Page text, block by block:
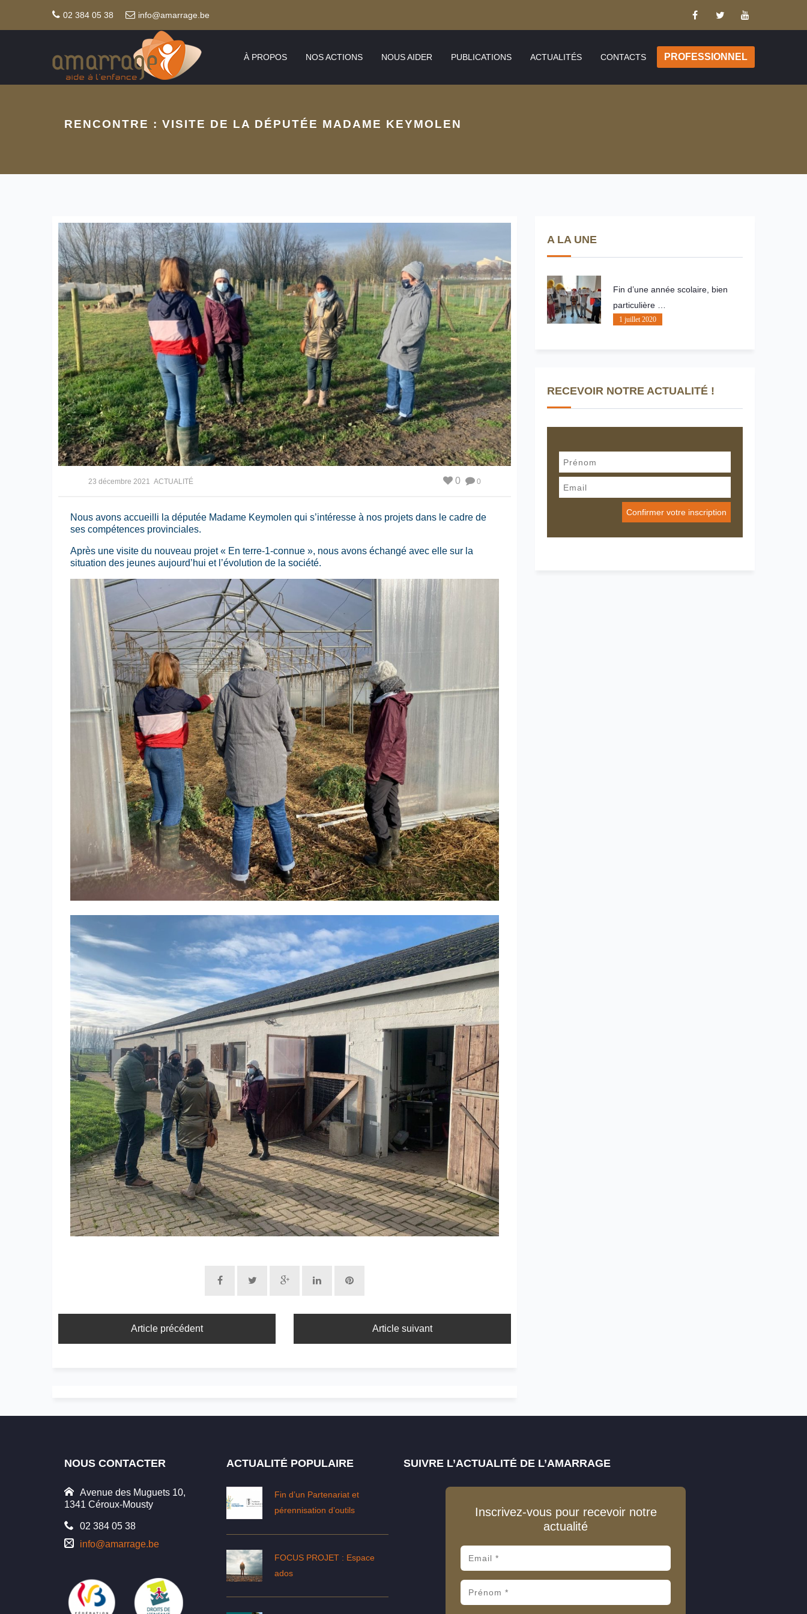
02 384 05 38 info@amarrage.be
À PROPOS NOS ACTIONS NOUS AIDER PUBLICATIONS ACTUALITÉS CONTACTS PROFESSIONNEL
RENCONTRE : VISITE DE LA DÉPUTÉE MADAME KEYMOLEN
23 décembre 2021 ACTUALITÉ 0
0
Nous avons accueilli la députée Madame Keymolen qui s’intéresse à nos projets dans le cadre de
ses compétences provinciales.
Après une visite du nouveau projet « En terre-1-connue », nous avons échangé avec elle sur la
situation des jeunes aujourd’hui et l’évolution de la société.
Article précédent Article suivant
A LA UNE
Fin d’une année scolaire, bien
particulière …
1 juillet 2020
RECEVOIR NOTRE ACTUALITÉ !
NOUS CONTACTER
Avenue des Muguets 10,
1341 Céroux-Mousty
02 384 05 38
info@amarrage.be
ACTUALITÉ POPULAIRE
Fin d’un Partenariat et
pérennisation d’outils
FOCUS PROJET : Espace
ados
SUIVRE L’ACTUALITÉ DE L’AMARRAGE
Inscrivez-vous pour recevoir notre
actualité